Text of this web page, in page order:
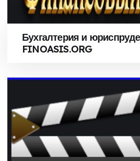
Бухгалтерия и
FINOASIS.ORG